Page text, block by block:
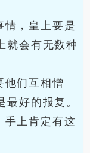
情，皇上要是
就会有无数种
他们互相憎
好的报复。
手上肯定有这